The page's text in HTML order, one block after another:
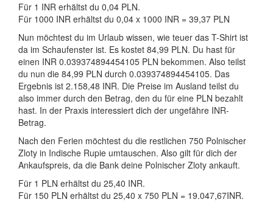
Für 1 INR erhältst du 0,04 PLN.
Für 1000 INR erhältst du 0,04 x 1000 INR = 39,37 PLN
Nun möchtest du im Urlaub wissen, wie teuer das T-Shirt ist
da im Schaufenster ist. Es kostet 84,99 PLN. Du hast für
einen INR 0.039374894454105 PLN bekommen. Also teilst
du nun die 84,99 PLN durch 0.039374894454105. Das
Ergebnis ist 2.158,48 INR. Die Preise im Ausland teilst du
also immer durch den Betrag, den du für eine PLN bezahlt
hast. In der Praxis interessiert dich der ungefähre INR-
Betrag.
Nach den Ferien möchtest du die restlichen 750 Polnischer
Zloty in Indische Rupie umtauschen. Also gilt für dich der
Ankaufspreis, da die Bank deine Polnischer Zloty ankauft.
Für 1 PLN erhältst du 25,40 INR.
Für 150 PLN erhältst du 25,40 x 750 PLN = 19.047,67INR.